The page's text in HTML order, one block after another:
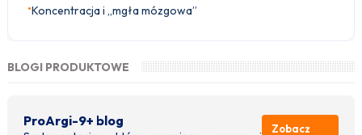
•Koncentracja i „mgła mózgowa”
BLOGI PRODUKTOWE
ProArgi-9+ blog
Zobacz